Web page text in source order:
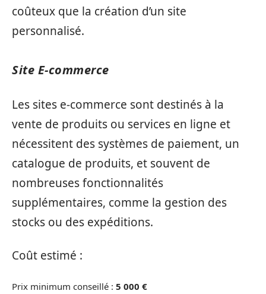
coûteux que la création d’un site
personnalisé.
Site E-commerce
Les sites e-commerce sont destinés à la
vente de produits ou services en ligne et
nécessitent des systèmes de paiement, un
catalogue de produits, et souvent de
nombreuses fonctionnalités
supplémentaires, comme la gestion des
stocks ou des expéditions.
Coût estimé :
Prix minimum conseillé : 5 000 €